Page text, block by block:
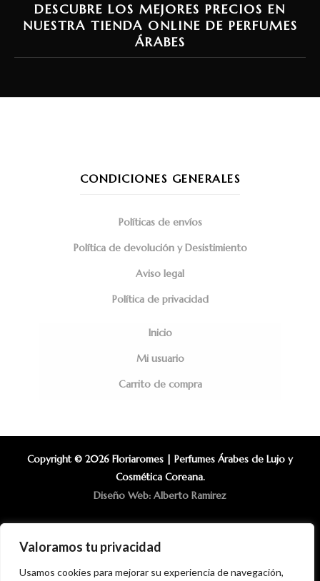
Valoramos tu privacidad
Usamos cookies para mejorar su experiencia de navegación,
DESCUBRE LOS MEJORES PRECIOS EN
NUESTRA TIENDA ONLINE DE PERFUMES
ÁRABES
CONDICIONES GENERALES
Políticas de envíos
Política de devolución y Desistimiento
Aviso legal
Política de privacidad
Inicio
Mi usuario
Carrito de compra
Copyright © 2026 Floriaromes | Perfumes Árabes de Lujo y
Cosmética Coreana.
Diseño Web: Alberto Ramirez